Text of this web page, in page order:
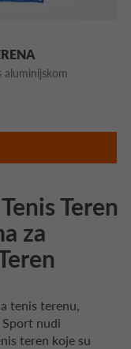
aluminijskom
Teren
za
tenis terenu,
nudi
teren koje su